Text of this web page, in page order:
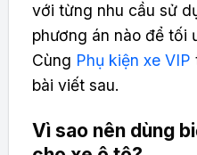
với từng nhu cầu sử
phương án nào để tối
Cùng Phụ kiện xe VIP
bài viết sau.
Vì sao nên dùng